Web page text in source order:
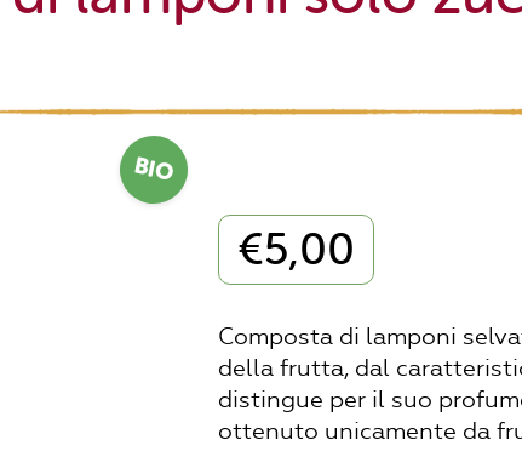
BIO
€5,00
Composta di lamponi
della frutta, dal
distingue per il suo
ottenuto unicamente da